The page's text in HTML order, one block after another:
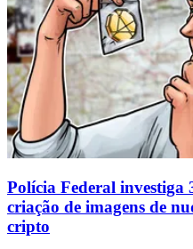
Polícia Federal investiga
criação de imagens de
cripto